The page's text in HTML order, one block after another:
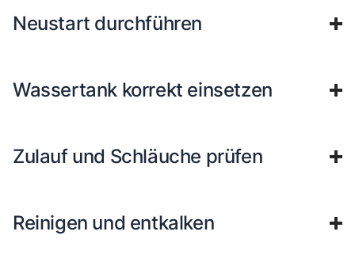
Neustart durchführen
Wassertank korrekt einsetzen
Zulauf und Schläuche prüfen
Reinigen und entkalken